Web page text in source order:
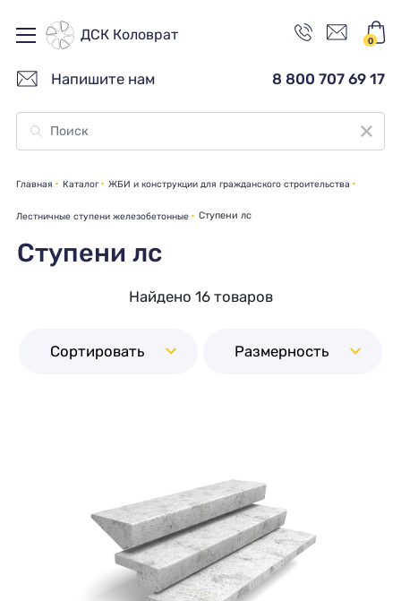
ДСК Коловрат 0
Напишите нам 8 800 707 69 17
Главная Каталог ЖБИ и конструкции для гражданского строительства
Лестничные ступени железобетонные Ступени лс
Ступени лс
Найдено 16 товаров
Сортировать Размерность